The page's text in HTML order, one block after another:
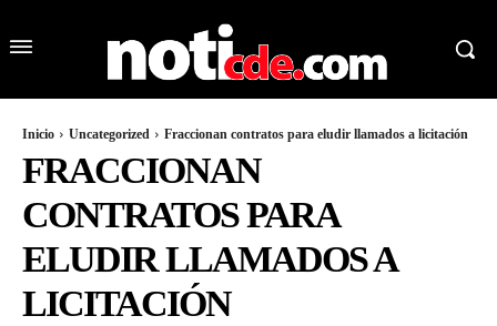
Inicio Uncategorized Fraccionan contratos para eludir llamados a licitación
FRACCIONAN
CONTRATOS PARA
ELUDIR LLAMADOS A
LICITACIÓN